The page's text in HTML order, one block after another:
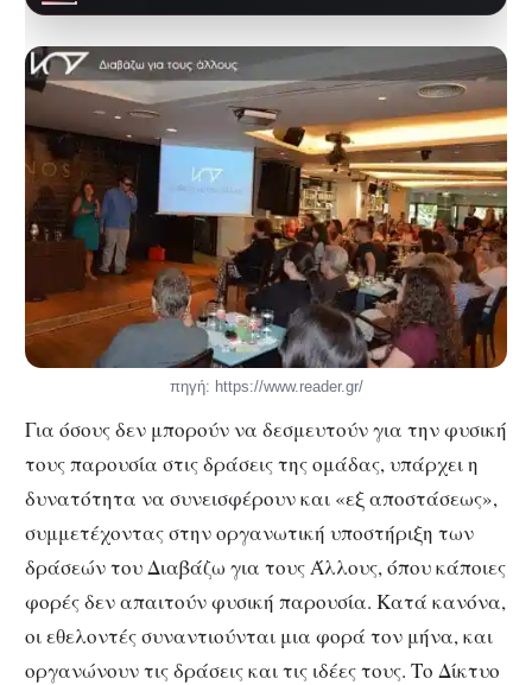
πηγή: https://www.reader.gr/
Για όσους δεν μπορούν να δεσμευτούν για την φυσική
τους παρουσία στις δράσεις της ομάδας, υπάρχει η
δυνατότητα να συνεισφέρουν και «εξ αποστάσεως»,
συμμετέχοντας στην οργανωτική υποστήριξη των
δράσεών του Διαβάζω για τους Άλλους, όπου κάποιες
φορές δεν απαιτούν φυσική παρουσία. Κατά κανόνα,
οι εθελοντές συναντιούνται μια φορά τον μήνα, και
οργανώνουν τις δράσεις και τις ιδέες τους. Το Δίκτυο